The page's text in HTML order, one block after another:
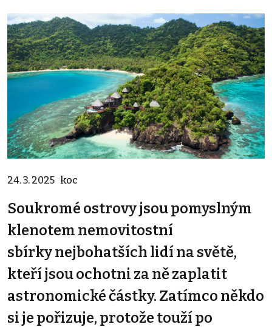
24. 3. 2025 koc
Soukromé ostrovy jsou pomyslným
klenotem nemovitostní
sbírky nejbohatších lidí na světě,
kteří jsou ochotni za ně zaplatit
astronomické částky. Zatímco někdo
si je pořizuje, protože touží po